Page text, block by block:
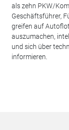
als zehn PKW/
Geschäftsführer,
greifen auf
auszumachen,
und sich über
informieren.